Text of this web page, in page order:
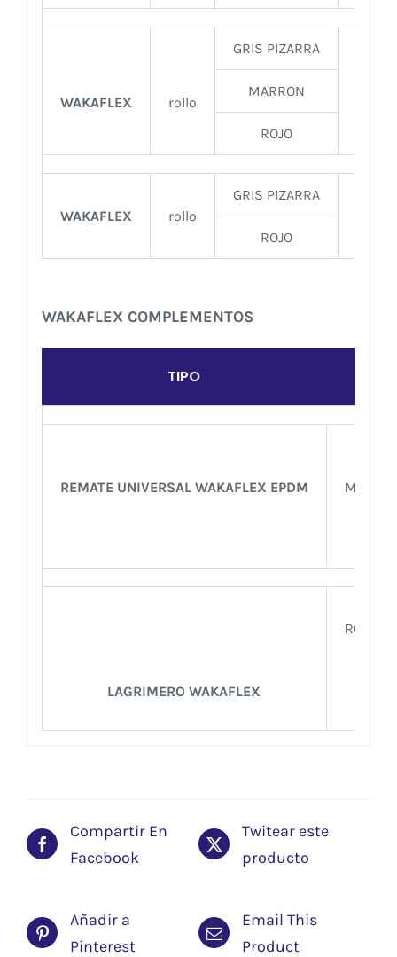
WAKAFLEX rollo
GRIS PIZARRA
MARRON
ROJO
WAKAFLEX rollo
GRIS PIZARRA
ROJO
WAKAFLEX COMPLEMENTOS
TIPO
REMATE UNIVERSAL WAKAFLEX EPDM
LAGRIMERO WAKAFLEX
ROJO
Compartir En
Facebook
Twitear este
producto
Añadir a
Pinterest
Email This
Product